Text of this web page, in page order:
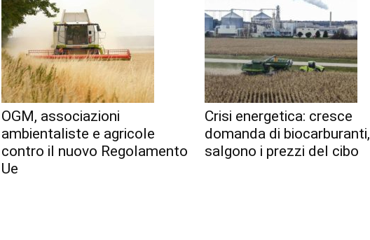
OGM, associazioni
ambientaliste e agricole
contro il nuovo Regolamento
Ue
Crisi energetica: cresce
domanda di biocarburanti,
salgono i prezzi del cibo